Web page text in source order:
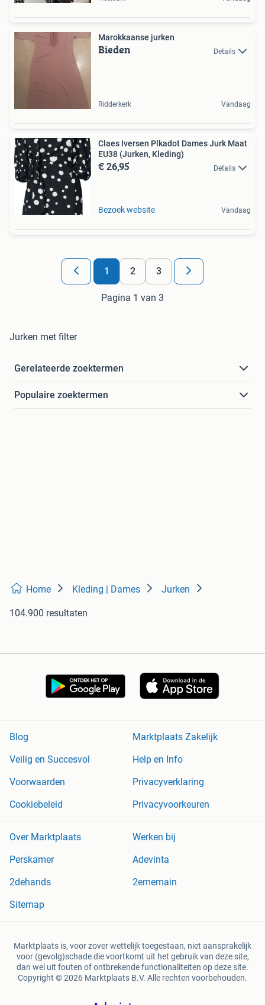
Marokkaanse jurken
Bieden Details
Ridderkerk Vandaag
Claes Iversen Plkadot Dames Jurk Maat
EU38 (Jurken, Kleding)
€ 26,95 Details
Bezoek website Vandaag
1 2 3
Pagina 1 van 3
Jurken met filter
Gerelateerde zoektermen
Populaire zoektermen
Home Kleding | Dames Jurken
104.900 resultaten
Blog
Marktplaats Zakelijk
Veilig en Succesvol
Help en Info
Voorwaarden
Privacyverklaring
Cookiebeleid
Privacyvoorkeuren
Over Marktplaats
Werken bij
Perskamer
Adevinta
2dehands
2ememain
Sitemap
Marktplaats is, voor zover wettelijk toegestaan, niet aansprakelijk
voor (gevolg)schade die voortkomt uit het gebruik van deze site,
dan wel uit fouten of ontbrekende functionaliteiten op deze site.
Copyright © 2026 Marktplaats B.V. Alle rechten voorbehouden.